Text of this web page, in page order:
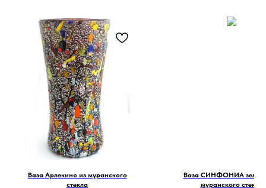
Ваза Арлекино из муранского
стекла
Ваза СИНФОНИА
муранского стекла